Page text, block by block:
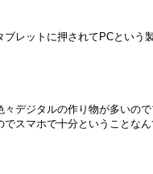
レットに押されてPCという
デジタルの作り物が多いの
スマホで十分ということなん